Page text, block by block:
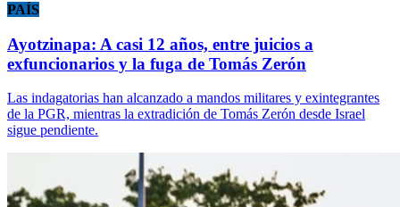
PAÍS
Ayotzinapa: A casi 12 años, entre juicios a
exfuncionarios y la fuga de Tomás Zerón
Las indagatorias han alcanzado a mandos militares y exintegrantes
de la PGR, mientras la extradición de Tomás Zerón desde Israel
sigue pendiente.